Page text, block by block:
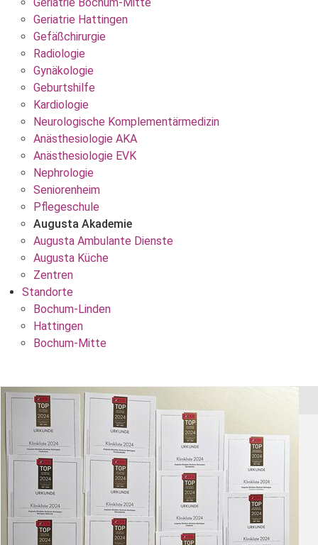
Geriatrie Hattingen
Gefäßchirurgie
Radiologie
Gynäkologie
Geburtshilfe
Kardiologie
Neurologische Komplementärmedizin
Anästhesiologie AKA
Anästhesiologie EVK
Nephrologie
Seniorenheim
Pflegeschule
Augusta Akademie
Augusta Ambulante Dienste
Augusta Küche
Zentren
Standorte
Bochum-Linden
Hattingen
Bochum-Mitte